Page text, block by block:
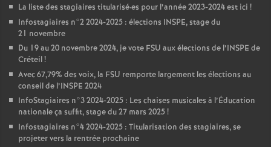
La liste des stagiaires titularisé·es pour l’année 2023-2024 est ici !
Infostagiaires n°2 2024-2025 : élections INSPE, stage du
21 novembre
Du 19 au 20 novembre 2024, je vote FSU aux élections de l’INSPE de
Créteil!
Avec 67,79% des voix, la FSU remporte largement les élections au
conseil de l’INSPE 2024
InfoStagiaires n°3 2024-2025 : Les chaises musicales à l’Éducation
nationale ça suffit, stage du 27 mars 2025!
Infostagiaires n°4 2024-2025 : Titularisation des stagiaires, se
projeter vers la rentrée prochaine